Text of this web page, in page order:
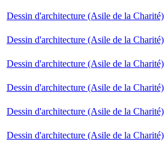
Dessin d'architecture (Asile de la Charité)
Dessin d'architecture (Asile de la Charité)
Dessin d'architecture (Asile de la Charité)
Dessin d'architecture (Asile de la Charité)
Dessin d'architecture (Asile de la Charité)
Dessin d'architecture (Asile de la Charité)